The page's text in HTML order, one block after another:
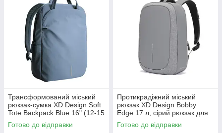
Трансформований міський
рюкзак-сумка XD Design Soft
Tote Backpack Blue 16" (12-15
л), вологозахисний рюкзак,
блакитний
Готово до відправки
Протикрадіжний міський
рюкзак XD Design Bobby
Edge 17 л, сірий рюкзак для
ноутбука із захистом від
порізів
Готово до відправки